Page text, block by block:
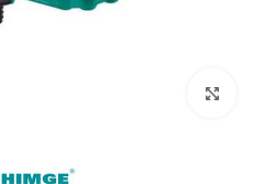
بزرگنمایی تصویر